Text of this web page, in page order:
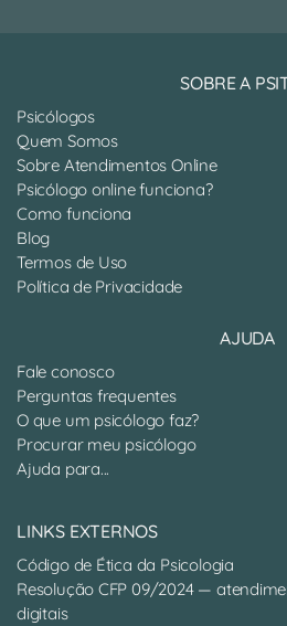
SOBRE A
Psicólogos
Quem Somos
Sobre Atendimentos Online
Psicólogo online funciona?
Como funciona
Blog
Termos de Uso
Política de Privacidade
AJUDA
Fale conosco
Perguntas frequentes
O que um psicólogo faz?
Procurar meu psicólogo
Ajuda para...
LINKS EXTERNOS
Código de Ética da Psicologia
Resolução CFP 09/2024 —
digitais